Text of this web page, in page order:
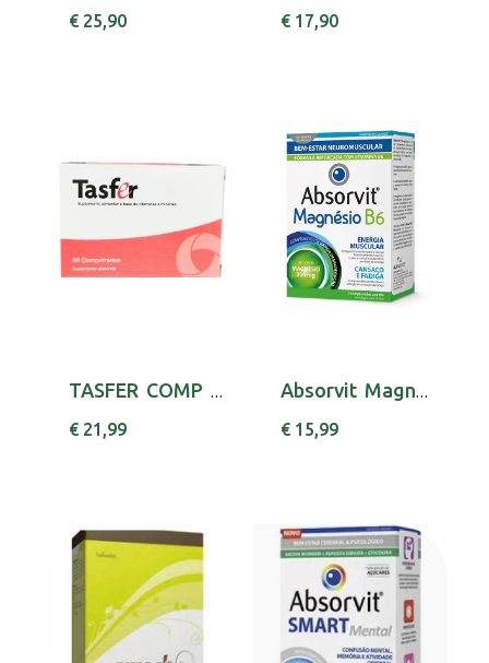
€ 25,90 € 17,90
TASFER COMP X60 ASCORBICO (ACIDO) (VITAMINA C...
€ 21,99
Absorvit Magne+B6 Comp X 60 comps
€ 15,99